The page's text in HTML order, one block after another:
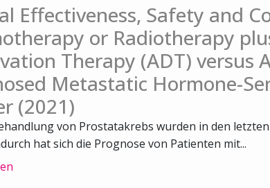
Effectiveness, Safety and
or Radiotherapy
Therapy (ADT) versus
Metastatic Hormone-
(2021)
von Prostatakrebs wurden in den
hat sich die Prognose von Patienten mit...